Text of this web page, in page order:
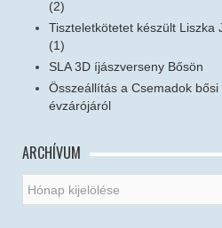
(2)
Tiszteletkötetet készült Liszka
(1)
SLA 3D íjászverseny Bősön
Összeállítás a Csemadok
évzárójáról
ARCHÍVUM